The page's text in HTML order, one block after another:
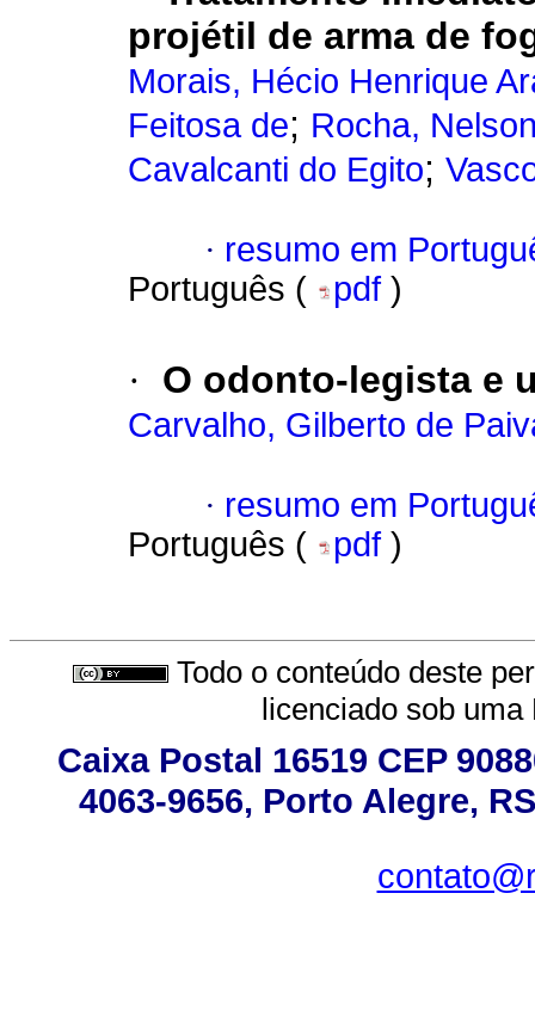
projétil de arma de
Morais, Hécio Henrique
Feitosa de; Rocha,
Cavalcanti do Egito;
· resumo em
Português (
pdf )
· O odonto-legista e
Carvalho, Gilberto de
· resumo em
Português (
pdf )
Todo o conteúdo deste
licenciado sob uma
Caixa Postal 16519 CEP
4063-9656, Porto Alegre,